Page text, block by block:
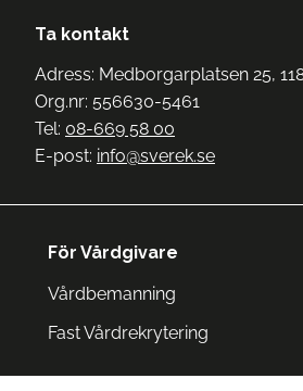
Ta kontakt
Adress: Medborgarplatsen 25,
Org.nr: 556630-5461
Tel: 08-669 58 00
E-post: info@sverek.se
För Vårdgivare
Vårdbemanning
Fast Vårdrekrytering